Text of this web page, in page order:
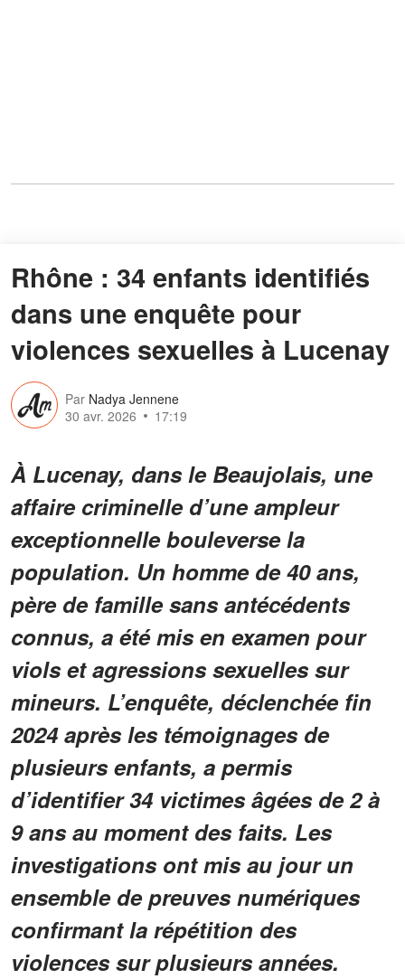
Rhône : 34 enfants identifiés
dans une enquête pour
violences sexuelles à Lucenay
Par Nadya Jennene
30 avr. 2026
17:19
À Lucenay, dans le Beaujolais, une
affaire criminelle d’une ampleur
exceptionnelle bouleverse la
population. Un homme de 40 ans,
père de famille sans antécédents
connus, a été mis en examen pour
viols et agressions sexuelles sur
mineurs. L’enquête, déclenchée fin
2024 après les témoignages de
plusieurs enfants, a permis
d’identifier 34 victimes âgées de 2 à
9 ans au moment des faits. Les
investigations ont mis au jour un
ensemble de preuves numériques
confirmant la répétition des
violences sur plusieurs années.